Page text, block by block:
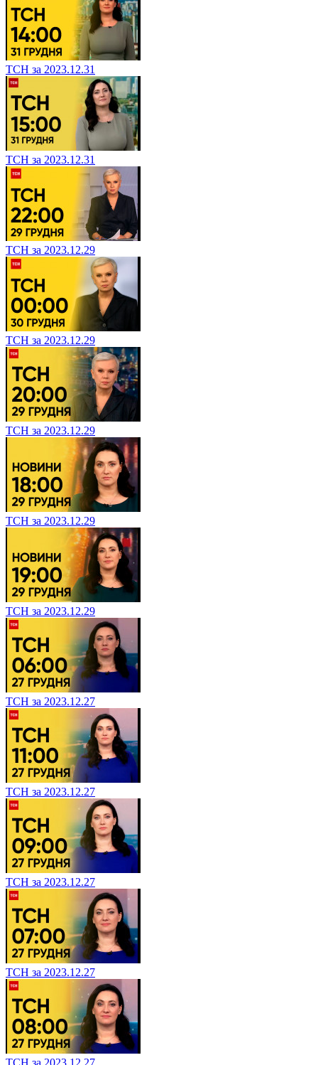
ТСН за 2023.12.31
ТСН за 2023.12.31
ТСН за 2023.12.29
ТСН за 2023.12.29
ТСН за 2023.12.29
ТСН за 2023.12.29
ТСН за 2023.12.29
ТСН за 2023.12.27
ТСН за 2023.12.27
ТСН за 2023.12.27
ТСН за 2023.12.27
ТСН за 2023.12.27